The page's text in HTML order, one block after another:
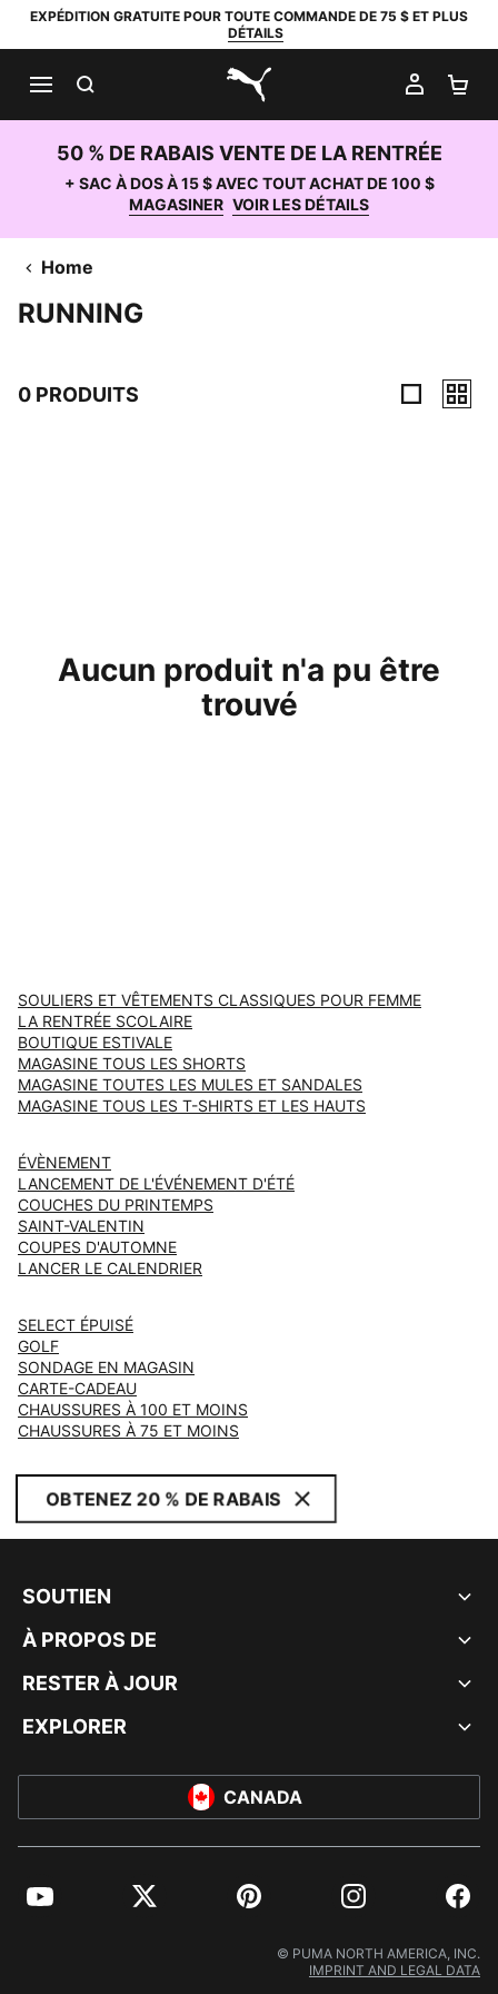
EXPÉDITION GRATUITE POUR TOUTE COMMANDE DE 75 $ ET PLUS
DÉTAILS
PUMA.com
MON
50 % DE RABAIS VENTE DE LA RENTRÉE
+ SAC À DOS À 15 $ AVEC TOUT ACHAT DE 100 $
MAGASINER VOIR LES DÉTAILS
Home
RUNNING
0 PRODUITS
Aucun produit n'a pu être
trouvé
SOULIERS ET VÊTEMENTS CLASSIQUES POUR FEMME
LA RENTRÉE SCOLAIRE
BOUTIQUE ESTIVALE
MAGASINE TOUS LES SHORTS
MAGASINE TOUTES LES MULES ET SANDALES
MAGASINE TOUS LES T-SHIRTS ET LES HAUTS
ÉVÈNEMENT
LANCEMENT DE L'ÉVÉNEMENT D'ÉTÉ
COUCHES DU PRINTEMPS
SAINT-VALENTIN
COUPES D'AUTOMNE
LANCER LE CALENDRIER
SELECT ÉPUISÉ
GOLF
SONDAGE EN MAGASIN
CARTE-CADEAU
CHAUSSURES À 100 ET MOINS
CHAUSSURES À 75 ET MOINS
OBTENEZ 20 % DE RABAIS
SOUTIEN
À PROPOS DE
RESTER À JOUR
EXPLORER
CANADA
YouTube Twitter Pinterest Instagram
© PUMA NORTH AMERICA, INC.
IMPRINT AND LEGAL DATA